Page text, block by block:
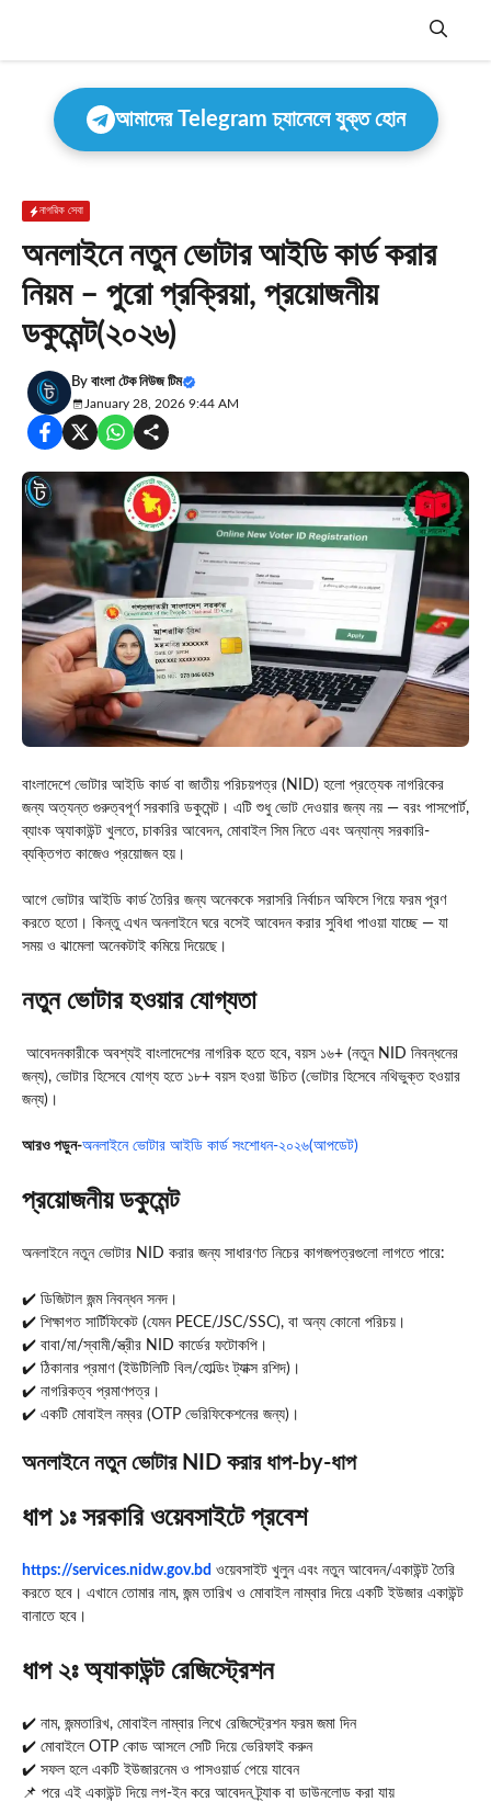
Menu
আমাদের Telegram চ্যানেলে যুক্ত হোন
নাগরিক সেবা
অনলাইনে নতুন ভোটার আইডি কার্ড করার
নিয়ম – পুরো প্রক্রিয়া, প্রয়োজনীয়
ডকুমেন্ট(২০২৬)
By বাংলা টেক নিউজ টিম
January 28, 2026 9:44 AM
বাংলাদেশে ভোটার আইডি কার্ড বা জাতীয় পরিচয়পত্র (NID) হলো প্রত্যেক নাগরিকের
জন্য অত্যন্ত গুরুত্বপূর্ণ সরকারি ডকুমেন্ট। এটি শুধু ভোট দেওয়ার জন্য নয় — বরং পাসপোর্ট,
ব্যাংক অ্যাকাউন্ট খুলতে, চাকরির আবেদন, মোবাইল সিম নিতে এবং অন্যান্য সরকারি-
ব্যক্তিগত কাজেও প্রয়োজন হয়।
আগে ভোটার আইডি কার্ড তৈরির জন্য অনেককে সরাসরি নির্বাচন অফিসে গিয়ে ফরম পূরণ
করতে হতো। কিন্তু এখন অনলাইনে ঘরে বসেই আবেদন করার সুবিধা পাওয়া যাচ্ছে — যা
সময় ও ঝামেলা অনেকটাই কমিয়ে দিয়েছে।
নতুন ভোটার হওয়ার যোগ্যতা
আবেদনকারীকে অবশ্যই বাংলাদেশের নাগরিক হতে হবে, বয়স ১৬+ (নতুন NID নিবন্ধনের
জন্য), ভোটার হিসেবে যোগ্য হতে ১৮+ বয়স হওয়া উচিত (ভোটার হিসেবে নথিভুক্ত হওয়ার
জন্য)।
আরও পড়ুন-অনলাইনে ভোটার আইডি কার্ড সংশোধন-২০২৬(আপডেট)
প্রয়োজনীয় ডকুমেন্ট
অনলাইনে নতুন ভোটার NID করার জন্য সাধারণত নিচের কাগজপত্রগুলো লাগতে পারে:
✔️ ডিজিটাল জন্ম নিবন্ধন সনদ।
✔️ শিক্ষাগত সার্টিফিকেট (যেমন PECE/JSC/SSC), বা অন্য কোনো পরিচয়।
✔️ বাবা/মা/স্বামী/স্ত্রীর NID কার্ডের ফটোকপি।
✔️ ঠিকানার প্রমাণ (ইউটিলিটি বিল/হোল্ডিং ট্যাক্স রশিদ)।
✔️ নাগরিকত্ব প্রমাণপত্র।
✔️ একটি মোবাইল নম্বর (OTP ভেরিফিকেশনের জন্য)।
অনলাইনে নতুন ভোটার NID করার ধাপ-by-ধাপ
ধাপ ১ঃ সরকারি ওয়েবসাইটে প্রবেশ
https://services.nidw.gov.bd ওয়েবসাইট খুলুন এবং নতুন আবেদন/একাউন্ট তৈরি
করতে হবে। এখানে তোমার নাম, জন্ম তারিখ ও মোবাইল নাম্বার দিয়ে একটি ইউজার একাউন্ট
বানাতে হবে।
ধাপ ২ঃ অ্যাকাউন্ট রেজিস্ট্রেশন
✔️ নাম, জন্মতারিখ, মোবাইল নাম্বার লিখে রেজিস্ট্রেশন ফরম জমা দিন
✔️ মোবাইলে OTP কোড আসলে সেটি দিয়ে ভেরিফাই করুন
✔️ সফল হলে একটি ইউজারনেম ও পাসওয়ার্ড পেয়ে যাবেন
📌 পরে এই একাউন্ট দিয়ে লগ-ইন করে আবেদন ট্র্যাক বা ডাউনলোড করা যায়